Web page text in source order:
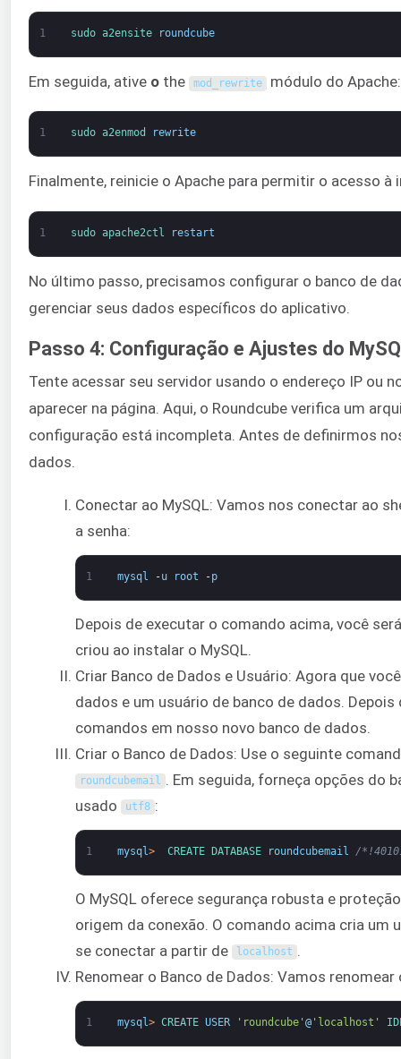
1 sudo a2ensite roundcube
Em seguida, ative o the mod_rewrite módulo do Apache:
1 sudo a2enmod rewrite
Finalmente, reinicie o Apache para permitir o acesso à
1 sudo apache2ctl restart
No último passo, precisamos configurar o banco de
gerenciar seus dados específicos do aplicativo.
Passo 4: Configuração e Ajustes do
Tente acessar seu servidor usando o endereço IP ou
aparecer na página. Aqui, o Roundcube verifica um
configuração está incompleta. Antes de definirmos
dados.
Conectar ao MySQL: Vamos nos conectar ao
a senha:
1 mysql -u root -p
Depois de executar o comando acima, você
criou ao instalar o MySQL.
Criar Banco de Dados e Usuário: Agora que
dados e um usuário de banco de dados.
comandos em nosso novo banco de dados.
Criar o Banco de Dados: Use o seguinte
roundcubemail . Em seguida, forneça opções do
usado
utf8 :
1 mysql > CREATE DATABASE roundcubemail /
O MySQL oferece segurança robusta e
origem da conexão. O comando acima cria um
se conectar a partir de
localhost .
Renomear o Banco de Dados: Vamos
1 mysql > CREATE USER 'roundcube' @'localhost'